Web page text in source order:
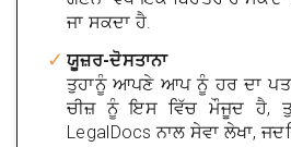
ਜਾ ਸਕਦਾ ਹੈ.
ਯੂਜ਼ਰ-ਦੋਸਤਾਨਾ
ਤੁਹਾਨੂੰ ਆਪਣੇ ਆਪ ਨੂੰ ਹਰ ਦਾ
ਚੀਜ਼ ਨੂੰ ਇਸ ਵਿੱਚ ਮੌਜੂਦ ਹੈ,
LegalDocs ਨਾਲ ਸੇਵਾ ਲੇਖਾ,